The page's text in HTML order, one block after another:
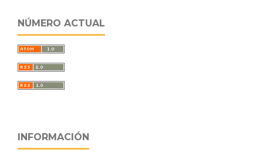
NÚMERO ACTUAL
INFORMACIÓN